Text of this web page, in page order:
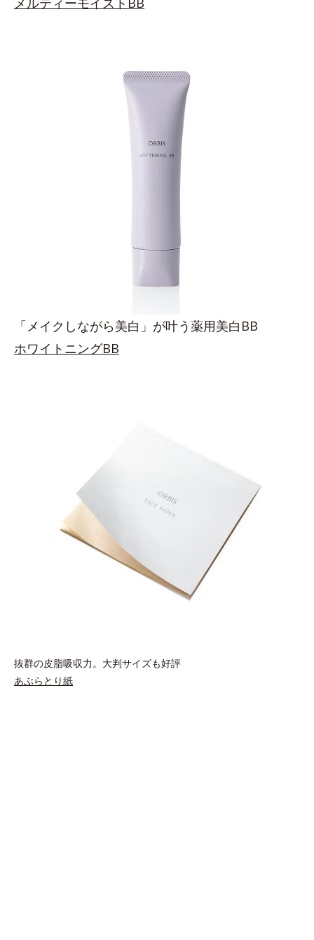
「メイクしながら美白」が叶う薬用美白BB
ホワイトニングBB
抜群の皮脂吸収力。大判サイズも好評
あぶらとり紙